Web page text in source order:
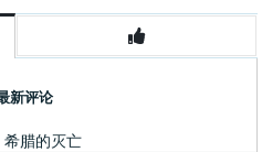
新评论
腊的灭亡